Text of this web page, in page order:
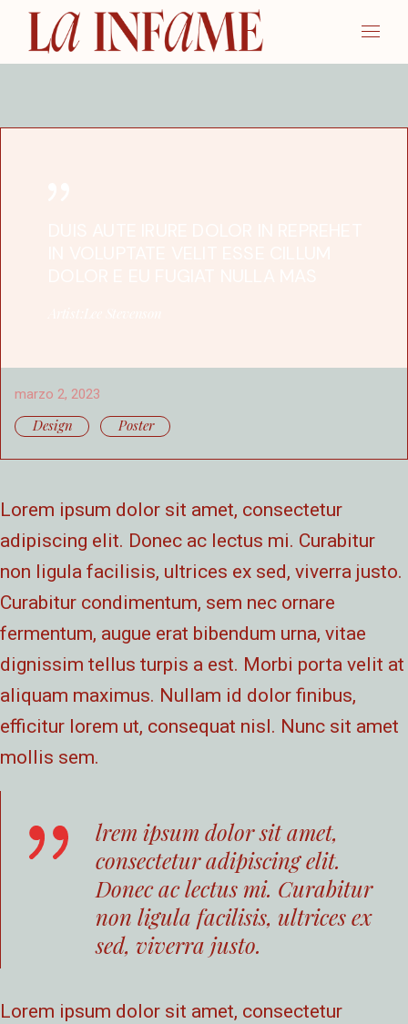
marzo 2, 2023
Design Poster
Lorem ipsum dolor sit amet, consectetur
adipiscing elit. Donec ac lectus mi. Curabitur
non ligula facilisis, ultrices ex sed, viverra justo.
Curabitur condimentum, sem nec ornare
fermentum, augue erat bibendum urna, vitae
dignissim tellus turpis a est. Morbi porta velit at
aliquam maximus. Nullam id dolor finibus,
efficitur lorem ut, consequat nisl. Nunc sit amet
mollis sem.
lrem ipsum dolor sit amet,
consectetur adipiscing elit.
Donec ac lectus mi. Curabitur
non ligula facilisis, ultrices ex
sed, viverra justo.
Lorem ipsum dolor sit amet, consectetur